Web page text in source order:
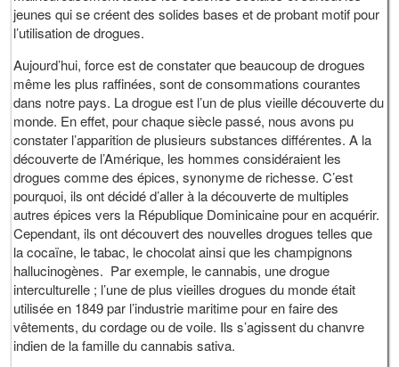
jeunes qui se créent des solides bases et de probant motif pour
l’utilisation de drogues.
Aujourd’hui, force est de constater que beaucoup de drogues
même les plus raffinées, sont de consommations courantes
dans notre pays. La drogue est l’un de plus vieille découverte du
monde. En effet, pour chaque siècle passé, nous avons pu
constater l’apparition de plusieurs substances différentes. A la
découverte de l’Amérique, les hommes considéraient les
drogues comme des épices, synonyme de richesse. C’est
pourquoi, ils ont décidé d’aller à la découverte de multiples
autres épices vers la République Dominicaine pour en acquérir.
Cependant, ils ont découvert des nouvelles drogues telles que
la cocaïne, le tabac, le chocolat ainsi que les champignons
hallucinogènes. Par exemple, le cannabis, une drogue
interculturelle ; l’une de plus vieilles drogues du monde était
utilisée en 1849 par l’industrie maritime pour en faire des
vêtements, du cordage ou de voile. Ils s’agissent du chanvre
indien de la famille du cannabis sativa.